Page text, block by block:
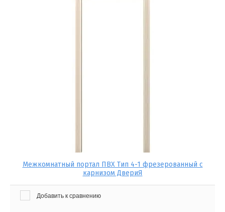
Межкомнатный портал ПВХ Тип 4-1 фрезерованный с
карнизом ДвериЯ
Добавить к сравнению